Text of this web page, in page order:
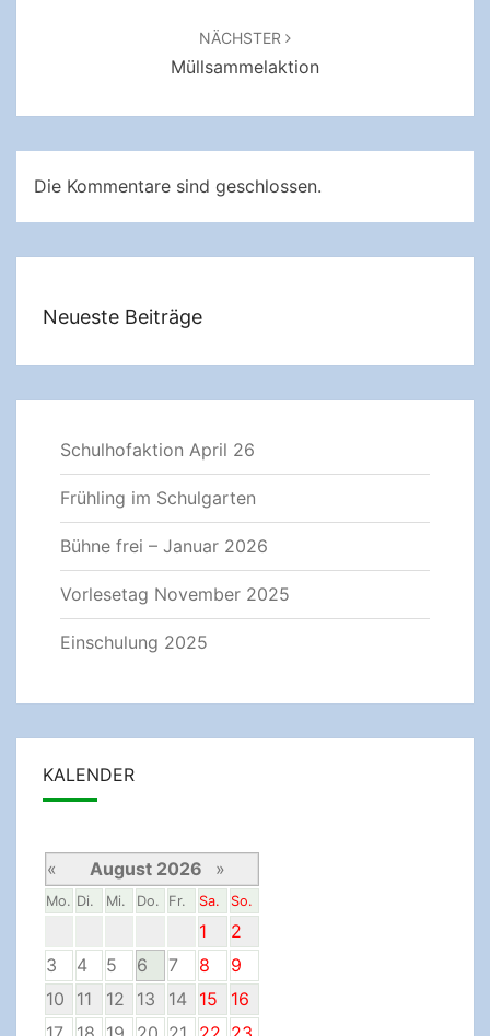
NÄCHSTER
Müllsammelaktion
Die Kommentare sind geschlossen.
Neueste Beiträge
Schulhofaktion April 26
Frühling im Schulgarten
Bühne frei – Januar 2026
Vorlesetag November 2025
Einschulung 2025
KALENDER
« August 2026 »
Mo. Di. Mi. Do. Fr. Sa. So.
1
2
3
4 5 6 7 8
9
10
11 12 13 14 15
16